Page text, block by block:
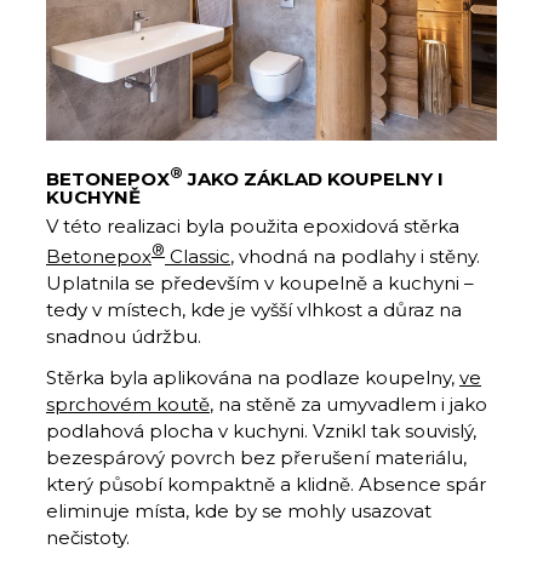
BETONEPOX® JAKO ZÁKLAD KOUPELNY I
KUCHYNĚ
V této realizaci byla použita epoxidová stěrka
Betonepox® Classic, vhodná na podlahy i stěny.
Uplatnila se především v koupelně a kuchyni –
tedy v místech, kde je vyšší vlhkost a důraz na
snadnou údržbu.
Stěrka byla aplikována na podlaze koupelny, ve
sprchovém koutě, na stěně za umyvadlem i jako
podlahová plocha v kuchyni. Vznikl tak souvislý,
bezespárový povrch bez přerušení materiálu,
který působí kompaktně a klidně. Absence spár
eliminuje místa, kde by se mohly usazovat
nečistoty.